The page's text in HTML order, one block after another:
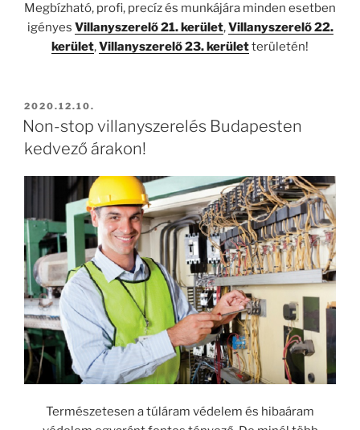
Megbízható, profi, precíz és munkájára minden esetben
igényes Villanyszerelő 21. kerület,Villanyszerelő 22.
kerület,Villanyszerelő 23. kerületterületén!
BEKÜLDVE:
2020.12.10.
Non-stop villanyszerelés Budapesten
kedvező árakon!
Természetesen a túláram védelem és hibaáram